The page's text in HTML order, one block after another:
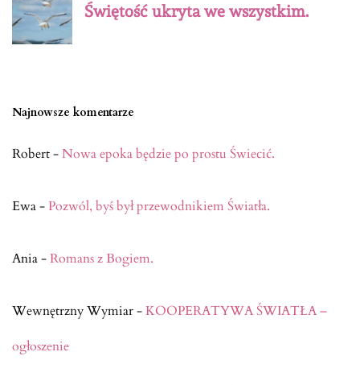
Świętość ukryta we wszystkim.
Najnowsze komentarze
Robert-Nowa epoka będzie po prostu Świecić.
Ewa-Pozwól, byś był przewodnikiem Światła.
Ania-Romans z Bogiem.
Wewnętrzny Wymiar-KOOPERATYWA ŚWIATŁA –
ogłoszenie